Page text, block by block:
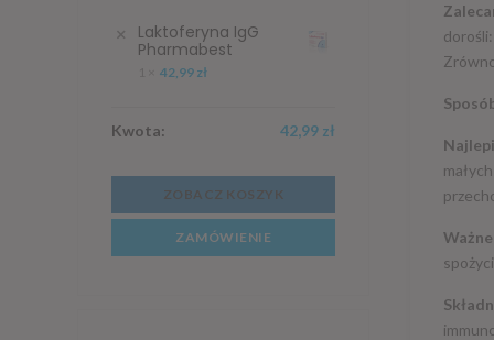
×
Laktoferyna IgG
Pharmabest
42,99 zł
Kwota: 42,99 zł
ZOBACZ KOSZYK
ZAMÓWIENIE